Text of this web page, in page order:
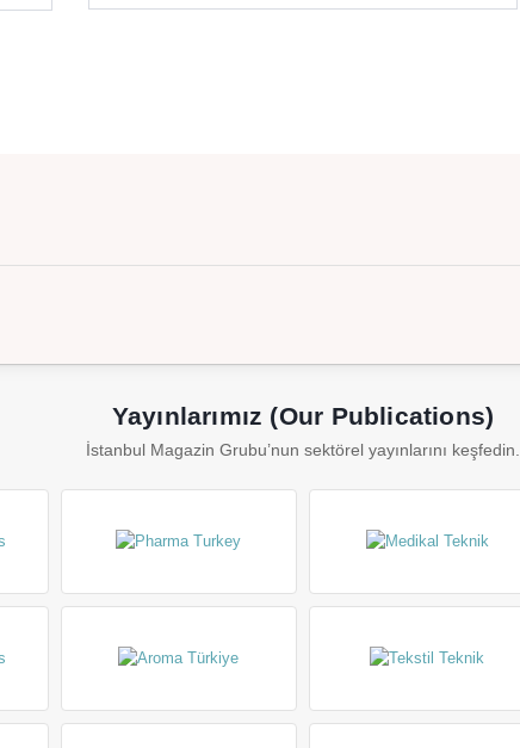
Yayınlarımız (Our Publications)
İstanbul Magazin Grubu’nun sektörel yayınlarını keşfedin.